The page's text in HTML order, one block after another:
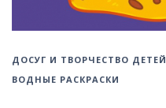
ДОСУГ И ТВОРЧЕСТВО ДЕТЕЙ
ВОДНЫЕ РАСКРАСКИ